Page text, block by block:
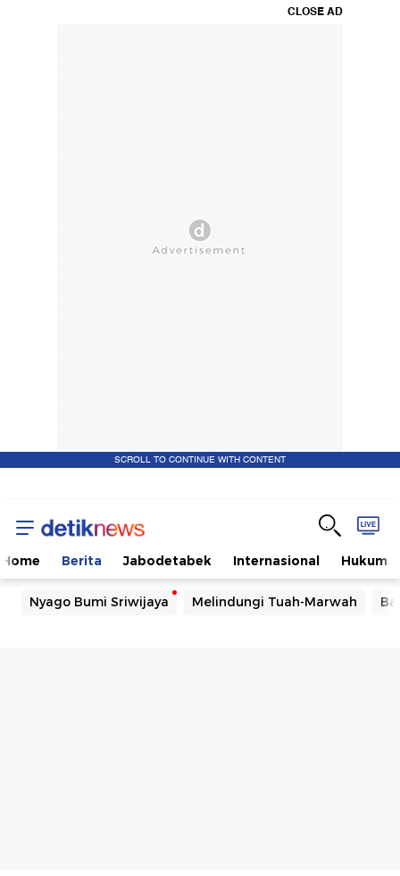
CLOSE AD
SCROLL TO CONTINUE WITH CONTENT
Home Berita Jabodetabek Internasional Hukum
Nyago Bumi Sriwijaya Melindungi Tuah-Marwah